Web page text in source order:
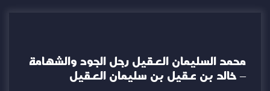
محمد السليمان العقيل رجل الجود والشهامة
– خالد بن عقيل بن سليمان العقيل